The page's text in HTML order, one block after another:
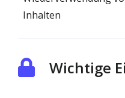
Inhalten
Wichtige